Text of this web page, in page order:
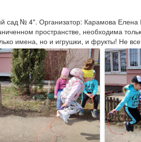
сад № 4". Организатор: Карамова
пространстве, необходима
имена, но и игрушки, и фрукты! Не